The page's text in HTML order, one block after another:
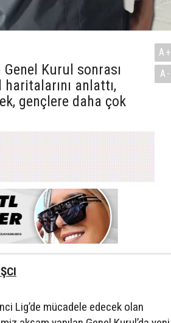
Kurul sonrası
haritalarını anlattı,
gençlere daha çok
A+
A-
Lig’de mücadele edecek olan